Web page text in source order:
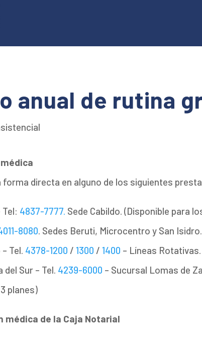
anual de rutina
médica
directa en alguno de los siguientes
4837-7777. Sede Cabildo. (Disponible para
8080. Sedes Beruti, Microcentro y San
Tel. 4378-1200 /1300 /1400 – Líneas
Sur – Tel. 4239-6000 – Sucursal Lomas de
planes)
médica de la Caja Notarial